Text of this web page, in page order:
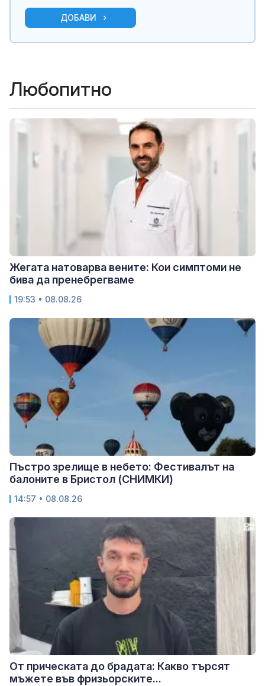
ДОБАВИ
Любопитно
Жегата натоварва вените: Кои симптоми не
бива да пренебрегваме
19:53 • 08.08.26
Пъстро зрелище в небето: Фестивалът на
балоните в Бристол (СНИМКИ)
14:57 • 08.08.26
От прическата до брадата: Какво търсят
мъжете във фризьорските...